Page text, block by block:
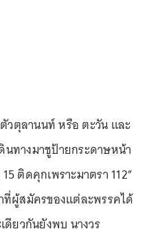
ตุลานนท์ หรือ ตะวัน และ
ทางมาชูป้ายกระดาษหน้า
ติดคุกเพราะมาตรา 112”
ที่ผู้สมัครของแต่ละพรรคได้
ยวกันยังพบ นางวร